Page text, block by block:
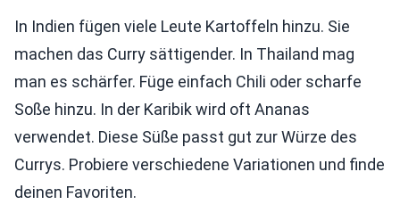
In Indien fügen viele Leute Kartoffeln hinzu. Sie
machen das Curry sättigender. In Thailand mag
man es schärfer. Füge einfach Chili oder scharfe
Soße hinzu. In der Karibik wird oft Ananas
verwendet. Diese Süße passt gut zur Würze des
Currys. Probiere verschiedene Variationen und finde
deinen Favoriten.